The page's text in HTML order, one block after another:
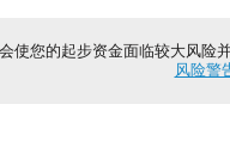
使您的起步资金面临较大风险
风险警